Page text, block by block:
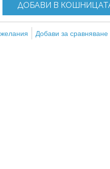
ДОБАВИ В
Добави за сравняване